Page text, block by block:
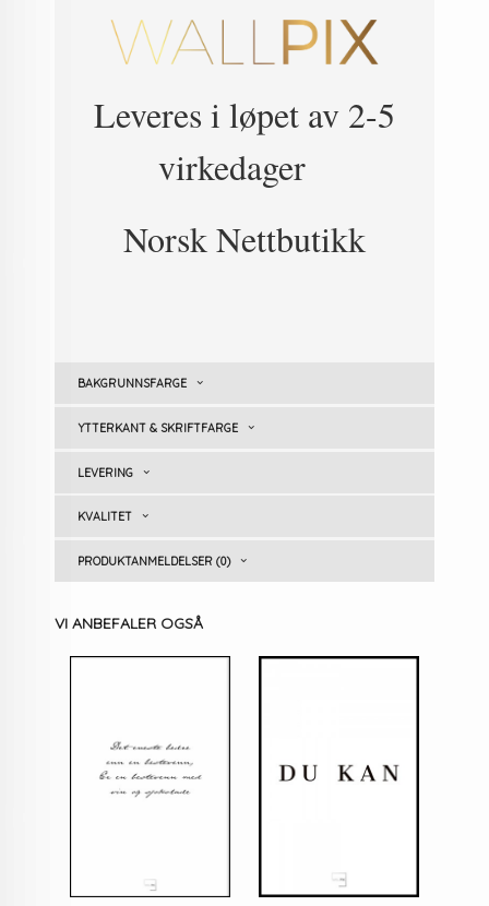
Leveres i løpet av 2-5
virkedager
Norsk Nettbutikk
BAKGRUNNSFARGE
YTTERKANT & SKRIFTFARGE
LEVERING
KVALITET
PRODUKTANMELDELSER (0)
VI ANBEFALER OGSÅ